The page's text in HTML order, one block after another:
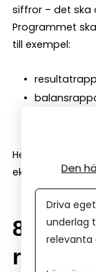
siffror – det ska
Programmet
till exempel:
Helst ska de
ekonom.
8.
Den
Driva
underlag
relevanta